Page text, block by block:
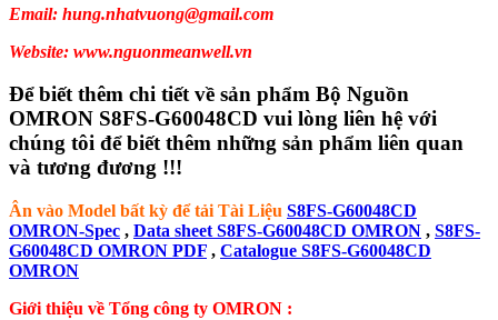
Email: hung.nhatvuong@gmail.com
Website: www.nguonmeanwell.vn
Để biết thêm chi tiết về sản phẩm Bộ Nguồn
OMRON S8FS-G60048CD vui lòng liên hệ với
chúng tôi để biết thêm những sản phẩm liên quan
và tương đương !!!
Ân vào Model bất kỳ để tải Tài Liệu S8FS-G60048CD
OMRON-Spec , Data sheet S8FS-G60048CD OMRON , S8FS-
G60048CD OMRON PDF , Catalogue S8FS-G60048CD
OMRON
Giới thiệu về Tổng công ty OMRON :